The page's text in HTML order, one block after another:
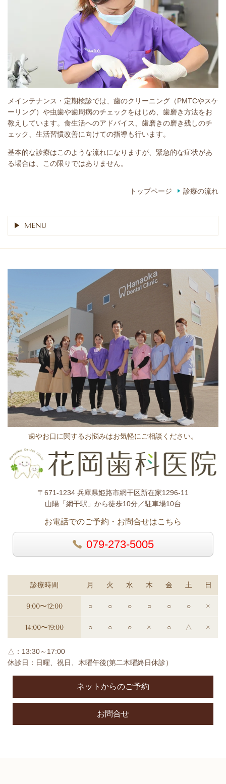
メインテナンス・定期検診では、歯のクリーニング（PMTCやスケ
ーリング）や虫歯や歯周病のチェックをはじめ、歯磨き方法をお
教えしています。食生活へのアドバイス、歯磨きの磨き残しのチ
ェック、生活習慣改善に向けての指導も行います。
基本的な診療はこのような流れになりますが、緊急的な症状があ
る場合は、この限りではありません。
トップページ 診療の流れ
MENU
歯やお口に関するお悩みはお気軽にご相談ください。
〒671-1234 兵庫県姫路市網干区新在家1296-11
山陽「網干駅」から徒歩10分／駐車場10台
お電話でのご予約・お問合せはこちら
079-273-5005
診療時間 月 火 水 木 金 土 日
9:00〜12:00 ○ ○ ○ ○ ○ ○ ×
14:00〜19:00 ○ ○ ○ × ○ △ ×
△：13:30～17:00
休診日：日曜、祝日、木曜午後(第二木曜終日休診）
ネットからのご予約
お問合せ